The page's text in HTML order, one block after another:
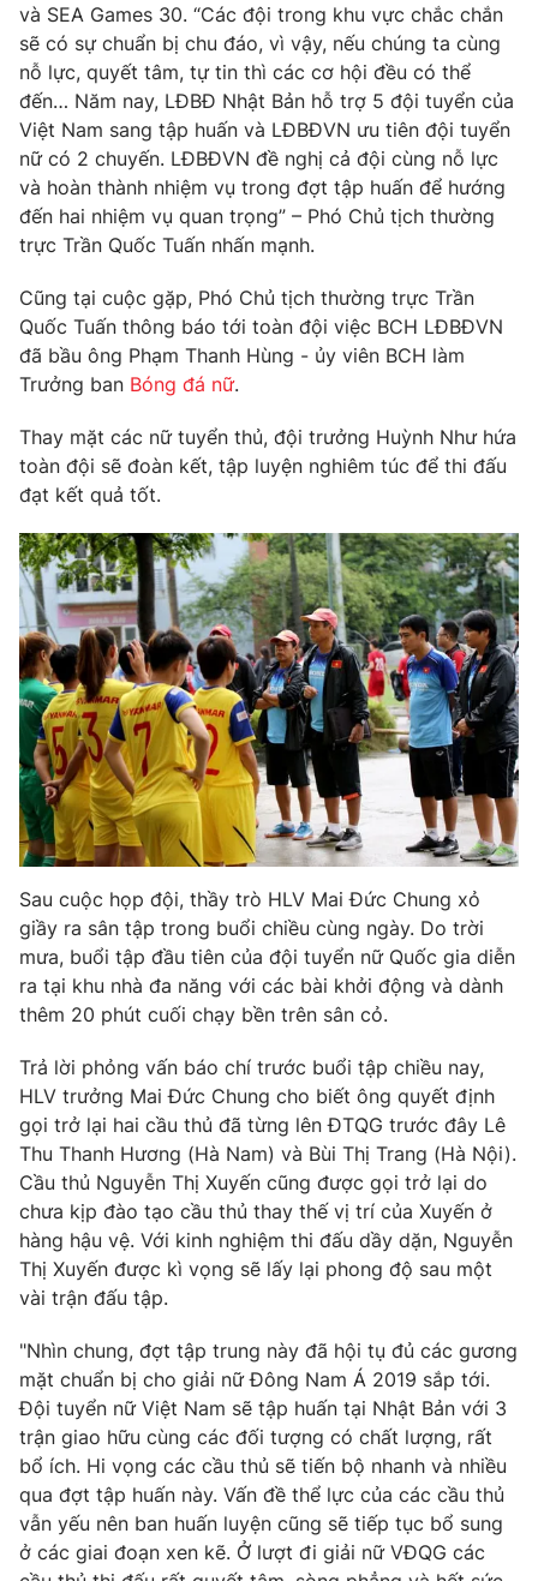
THỜI BÁO VTV
Theo dõi báo trên
Cơ quan chủ quản: Đài Truyền hình Việt Nam
Cơ quan báo chí: Thời báo VTV
Giấy phép hoạt động báo in và báo điện tử số 483/GP-BTTTT
cấp ngày 29/12/2023
Tổng Biên tập:Vũ Thanh Thủy
Phó Tổng Biên tập:Nguyễn Thị Mỹ Hạnh, Phạm Quốc Thắng,
Tổng đài VTV:024.38 355 931 - 024.38 355 932
Ðiện thoại Thời báo VTV: 024.66 897 897
Email:toasoan@vtv.vn
Liên hệ quảng cáo:024-7300.7108
thuận bằng văn bản. Ghi rõ nguồn VTV.vn khi phát hành lại
thông tin từ website này.
và SEA Games 30. “Các đội trong khu vực chắc chắn
sẽ có sự chuẩn bị chu đáo, vì vậy, nếu chúng ta cùng
nỗ lực, quyết tâm, tự tin thì các cơ hội đều có thể
đến… Năm nay, LĐBĐ Nhật Bản hỗ trợ 5 đội tuyển của
Việt Nam sang tập huấn và LĐBĐVN ưu tiên đội tuyển
nữ có 2 chuyến. LĐBĐVN đề nghị cả đội cùng nỗ lực
và hoàn thành nhiệm vụ trong đợt tập huấn để hướng
đến hai nhiệm vụ quan trọng” – Phó Chủ tịch thường
trực Trần Quốc Tuấn nhấn mạnh.
Cũng tại cuộc gặp, Phó Chủ tịch thường trực Trần
Quốc Tuấn thông báo tới toàn đội việc BCH LĐBĐVN
đã bầu ông Phạm Thanh Hùng - ủy viên BCH làm
Trưởng ban Bóng đá nữ.
Thay mặt các nữ tuyển thủ, đội trưởng Huỳnh Như hứa
toàn đội sẽ đoàn kết, tập luyện nghiêm túc để thi đấu
đạt kết quả tốt.
Sau cuộc họp đội, thầy trò HLV Mai Đức Chung xỏ
giầy ra sân tập trong buổi chiều cùng ngày. Do trời
mưa, buổi tập đầu tiên của đội tuyển nữ Quốc gia diễn
ra tại khu nhà đa năng với các bài khởi động và dành
thêm 20 phút cuối chạy bền trên sân cỏ.
Trả lời phỏng vấn báo chí trước buổi tập chiều nay,
HLV trưởng Mai Đức Chung cho biết ông quyết định
gọi trở lại hai cầu thủ đã từng lên ĐTQG trước đây Lê
Thu Thanh Hương (Hà Nam) và Bùi Thị Trang (Hà Nội).
Cầu thủ Nguyễn Thị Xuyến cũng được gọi trở lại do
chưa kịp đào tạo cầu thủ thay thế vị trí của Xuyến ở
hàng hậu vệ. Với kinh nghiệm thi đấu dầy dặn, Nguyễn
Thị Xuyến được kì vọng sẽ lấy lại phong độ sau một
vài trận đấu tập.
"Nhìn chung, đợt tập trung này đã hội tụ đủ các gương
mặt chuẩn bị cho giải nữ Đông Nam Á 2019 sắp tới.
Đội tuyển nữ Việt Nam sẽ tập huấn tại Nhật Bản với 3
trận giao hữu cùng các đối tượng có chất lượng, rất
bổ ích. Hi vọng các cầu thủ sẽ tiến bộ nhanh và nhiều
qua đợt tập huấn này. Vấn đề thể lực của các cầu thủ
vẫn yếu nên ban huấn luyện cũng sẽ tiếp tục bổ sung
ở các giai đoạn xen kẽ. Ở lượt đi giải nữ VĐQG các